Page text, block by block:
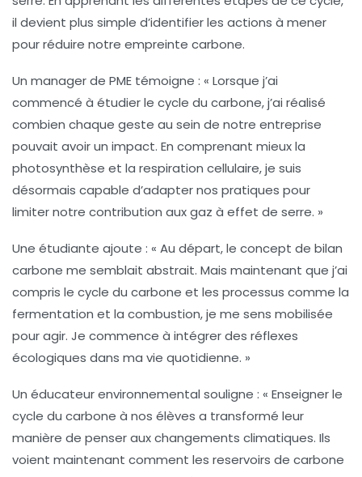
il devient plus simple d’identifier les actions à mener
pour réduire notre empreinte carbone.
Un manager de PME témoigne : « Lorsque j’ai
commencé à étudier le cycle du carbone, j’ai réalisé
combien chaque geste au sein de notre entreprise
pouvait avoir un impact. En comprenant mieux la
photosynthèse et la respiration cellulaire, je suis
désormais capable d’adapter nos pratiques pour
limiter notre contribution auxgaz à effet de serre. »
Une étudiante ajoute : « Au départ, le concept de bilan
carbone me semblait abstrait. Mais maintenant que j’ai
compris le cycle du carbone et les processus comme la
fermentation et la combustion, je me sens mobilisée
pour agir. Je commence à intégrer des réflexes
écologiques dans ma vie quotidienne. »
Un éducateur environnemental souligne : « Enseigner le
cycle du carbone à nos élèves a transformé leur
manière de penser aux changements climatiques. Ils
voient maintenant comment les reservoirs de carbone